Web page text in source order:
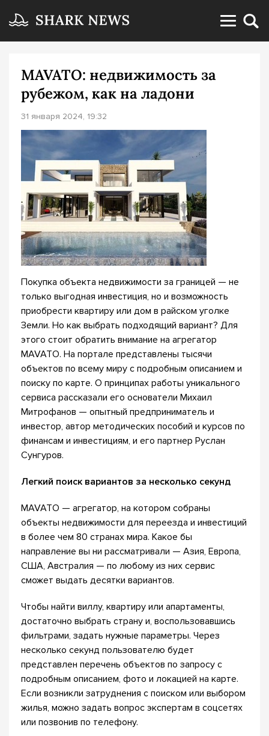
MAVATO: недвижимость за
рубежом, как на ладони
31 января 2024, 19:32
Покупка объекта недвижимости за границей — не
только выгодная инвестиция, но и возможность
приобрести квартиру или дом в райском уголке
Земли. Но как выбрать подходящий вариант? Для
этого стоит обратить внимание на агрегатор
MAVATO. На портале представлены тысячи
объектов по всему миру с подробным описанием и
поиску по карте. О принципах работы уникального
сервиса рассказали его основатели Михаил
Митрофанов — опытный предприниматель и
инвестор, автор методических пособий и курсов по
финансам и инвестициям, и его партнер Руслан
Сунгуров.
Легкий поиск вариантов за несколько секунд
MAVATO — агрегатор, на котором собраны
объекты недвижимости для переезда и инвестиций
в более чем 80 странах мира. Какое бы
направление вы ни рассматривали — Азия, Европа,
США, Австралия — по любому из них сервис
сможет выдать десятки вариантов.
Чтобы найти виллу, квартиру или апартаменты,
достаточно выбрать страну и, воспользовавшись
фильтрами, задать нужные параметры. Через
несколько секунд пользователю будет
представлен перечень объектов по запросу с
подробным описанием, фото и локацией на карте.
Если возникли затруднения с поиском или выбором
жилья, можно задать вопрос экспертам в соцсетях
или позвонив по телефону.